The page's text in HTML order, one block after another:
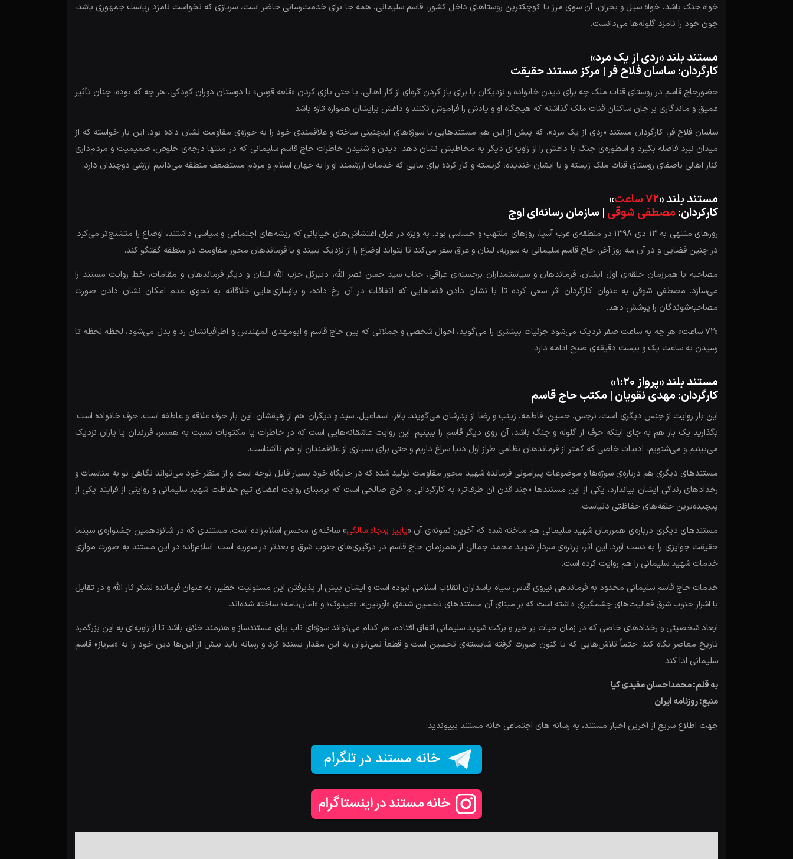
خواه جنگ باشد، خواه سیل و بحران، آن سوی مرز یا کوچکترین روستاهای داخل کشور، قاسم سلیمانی، همه جا برای خدمت‌رسانی حاضر است، سربازی که نخواست نامزد ریاست جمهوری باشد،
چون خود را نامزد گلوله‌ها می‌دانست.
مستند بلند «ردی از یک مرد»
کارگردان: ساسان فلاح فر | مرکز مستند حقیقت
حضورحاج قاسم در روستای قنات ملک چه برای دیدن خانواده و نزدیکان یا برای باز کردن گره‌ای از کار اهالی، یا حتی بازی کردن «قلعه قوس» با دوستان دوران کودکی، هر چه که بوده، چنان تأثیر
عمیق و ماندگاری بر جان ساکنان قنات ملک گذاشته که هیچگاه او و یادش را فراموش نکنند و داغش برایشان همواره تازه باشد.
ساسان فلاح فر، کارگردان مستند «ردی از یک مرد»، که پیش از این هم مستندهایی با سوژه‌های اینچنینی ساخته و علاقمندی خود را به حوزه‌ی مقاومت نشان داده بود، این بار خواسته که از
میدان نبرد فاصله بگیرد و اسطوره‌ی جنگ با داعش را از زاویه‌ای دیگر به مخاطبش نشان دهد. دیدن و شنیدن خاطرات حاج قاسم سلیمانی که در منتها درجه‌ی خلوص، صمیمیت و مردم‌داری
کنار اهالی باصفای روستای قنات ملک زیسته و با ایشان خندیده، گریسته و کار کرده برای مایی که خدمات ارزشمند او را به جهان اسلام و مردم مستضعف منطقه می‌دانیم ارزشی دوچندان دارد.
مستند بلند «72 ساعت »
کارکردان: مصطفی شوقی | سازمان رسانه‌ای اوج
روزهای منتهی به 13 دی 1398 در منطقه‌ی غرب آسیا، روزهای ملتهب و حساسی بود. به ویژه در عراق اغتشاش‌های خیابانی که ریشه‌های اجتماعی و سیاسی داشتند، اوضاع را متشنج‌تر می‌کرد.
در چنین فضایی و در آن سه روز آخر، حاج قاسم سلیمانی به سوریه، لبنان و عراق سفر می‌کند تا بتواند اوضاع را از نزدیک ببیند و با فرماندهان محور مقاومت در منطقه گفتگو کند.
مصاحبه با همرزمان حلقه‌ی اول ایشان، فرماندهان و سیاستمداران برجسته‌ی عراقی، جناب سید حسن نصر الله، دبیرکل حزب الله لبنان و دیگر فرماندهان و مقامات، خط روایت مستند را
می‌سازد. مصطفی شوقی به عنوان کارگردان اثر سعی کرده تا با نشان دادن فضاهایی که اتفاقات در آن رخ داده، و بازسازی‌هایی خلاقانه به نحوی عدم امکان نشان دادن صورت
مصاحبه‌شوندگان را پوشش دهد.
«72 ساعت» هر چه به ساعت صفر نزدیک می‌شود جزئیات بیشتری را می‌گوید، احوال شخصی و جملاتی که بین حاج قاسم و ابومهدی المهندس و اطرافیانشان رد و بدل می‌شود، لحظه لحظه تا
رسیدن به ساعت یک و بیست دقیقه‌ی صبح ادامه دارد.
مستند بلند «پرواز 1:20»
کارگردان: مهدی نقویان | مکتب حاج قاسم
این بار روایت از جنس دیگری است، نرجس، حسین، فاطمه، زینب و رضا از پدرشان می‌گویند. باقر، اسماعیل، سید و دیگران هم از رفیقشان. این بار حرف علاقه و عاطفه است، حرف خانواده است.
بگذارید یک بار هم به جای اینکه حرف از گلوله و جنگ باشد، آن روی دیگر قاسم را ببینیم. این روایت عاشقانه‌هایی است که در خاطرات یا مکتوبات نسبت به همسر، فرزندان یا یاران نزدیک
می‌بینیم و می‌شنویم، ادبیات خاصی که کمتر از فرماندهان نظامی طراز اول دنیا سراغ داریم و حتی برای بسیاری از علاقمندان او هم ناآشناست.
مستندهای دیگری هم درباره‌ی سوژه‌ها و موضوعات پیرامونی فرمانده شهید محور مقاومت تولید شده که در جایگاه خود بسیار قابل توجه است و از منظر خود می‌تواند نگاهی نو به مناسبات و
رخدادهای زندگی ایشان بیاندازد، یکی از این مستندها «چند قدن آن طرف‌تر» به کارگردانی م. فرج صالحی است که برمبنای روایت اعضای تیم حفاظت شهید سلیمانی و روایتی از فرایند یکی از
پیچیده‌ترین حلقه‌های حفاظتی دنیاست.
مستندهای دیگری درباره‌ی همرزمان شهید سلیمانی هم ساخته شده که آخرین نمونه‌ی آن «پاییز پنجاه سالگی» ساخته‌ی محسن اسلام‌زاده است، مستندی که در شانزدهمین جشنواره‌ی سینما
حقیقت جوایزی را به دست آورد. این اثر، پرتره‌ی سردار شهید محمد جمالی از همرزمان حاج قاسم در درگیری‌های جنوب شرق و بعدتر در سوریه است. اسلام‌زاده در این مستند به صورت موازی
خدمات شهید سلیمانی را هم روایت کرده است.
خدمات حاج قاسم سلیمانی محدود به فرماندهی نیروی قدس سپاه پاسداران انقلاب اسلامی نبوده است و ایشان پیش از پذیرفتن این مسئولیت خطیر، به عنوان فرمانده لشکر ثار الله و در تقابل
با اشرار جنوب شرق فعالیت‌های چشمگیری داشته است که بر مبنای آن مستندهای تحسین شده‌ی «آورتین»، «عیدوک» و «امان‌نامه» ساخته شده‌اند.
ابعاد شخصیتی و رخدادهای خاصی که در زمان حیات پر خیر و برکت شهید سلیمانی اتفاق افتاده، هر کدام می‌تواند سوژه‌ای ناب برای مستندساز و هنرمند خلاق باشد تا از زاویه‌‌ای به این بزرگمرد
تاریخ معاصر نگاه کند. حتماً تلاش‌هایی که تا کنون صورت گرفته شایسته‌ی تحسین است و قطعاً نمی‌توان به این مقدار بسنده کرد و رسانه باید بیش از این‌ها دین خود را به «سرباز» قاسم
سلیمانی ادا کند.
به قلم: محمداحسان مفیدی کیا
منبع: روزنامه ایران
جهت اطلاع سریع از آخرین اخبار مستند، به رسانه های اجتماعی خانه مستند بپیوندید: